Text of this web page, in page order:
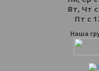
Вт, Чт
Пт с
Наша